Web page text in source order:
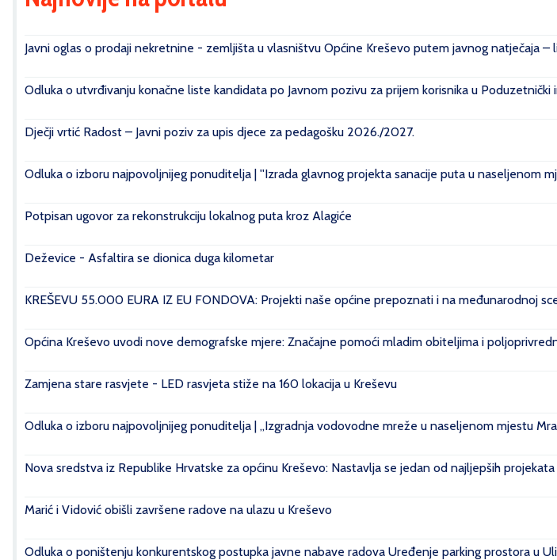
Javni oglas o prodaji nekretnine - zemljišta u vlasništvu Općine Kreševo putem javnog natječaja –
Odluka o utvrđivanju konačne liste kandidata po Javnom pozivu za prijem korisnika u Poduzetnički
Dječji vrtić Radost – Javni poziv za upis djece za pedagošku 2026./2027.
Odluka o izboru najpovoljnijeg ponuditelja | ''Izrada glavnog projekta sanacije puta u naseljenom
Potpisan ugovor za rekonstrukciju lokalnog puta kroz Alagiće
Deževice - Asfaltira se dionica duga kilometar
KREŠEVU 55.000 EURA IZ EU FONDOVA: Projekti naše općine prepoznati i na međunarodnoj
Općina Kreševo uvodi nove demografske mjere: Značajne pomoći mladim obiteljima i
Zamjena stare rasvjete - LED rasvjeta stiže na 160 lokacija u Kreševu
Odluka o izboru najpovoljnijeg ponuditelja | „Izgradnja vodovodne mreže u naseljenom mjestu
Nova sredstva iz Republike Hrvatske za općinu Kreševo: Nastavlja se jedan od najljepših
Marić i Vidović obišli završene radove na ulazu u Kreševo
Odluka o poništenju konkurentskog postupka javne nabave radova Uređenje parking prostora u